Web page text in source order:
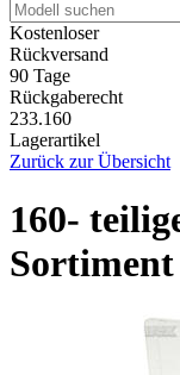
Kostenloser
Rückversand
90 Tage
Rückgaberecht
233.160
Lagerartikel
Zurück zur Übersicht
160-
Sortiment